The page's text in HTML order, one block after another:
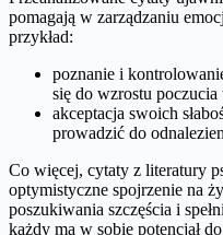
pomagają w zarządzaniu
przykład:
poznanie i
się do wzrostu poczucia
akceptacja swoich
prowadzić do
Co więcej, cytaty z literatury
optymistyczne spojrzenie na
poszukiwania szczęścia i
każdy ma w sobie potencjał do